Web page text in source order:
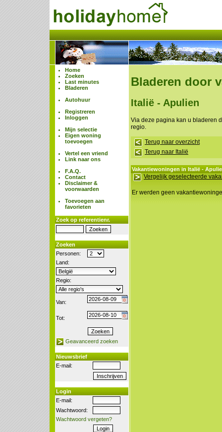
Home
Zoeken
Last minutes
Bladeren
Autohuur
Registreren
Inloggen
Mijn selectie
Eigen woning
toevoegen
Vertel een vriend
Link naar ons
F.A.Q.
Contact
Disclaimer &
voorwaarden
Toevoegen aan
favorieten
Zoek op referentienr.
Zoeken
Personen:
Land:
Regio:
Van:
Tot:
Geavanceerd zoeken
Nieuwsbrief
E-mail:
Login
E-mail:
Wachtwoord:
Wachtwoord vergeten?
Bladeren door
Italië - Apulien
Via deze pagina kan u bladeren
regio.
Terug naar overzicht
Terug naar Italië
Vakantiewoningen in Italië -
Vergelijk geselecteerde
Er werden geen